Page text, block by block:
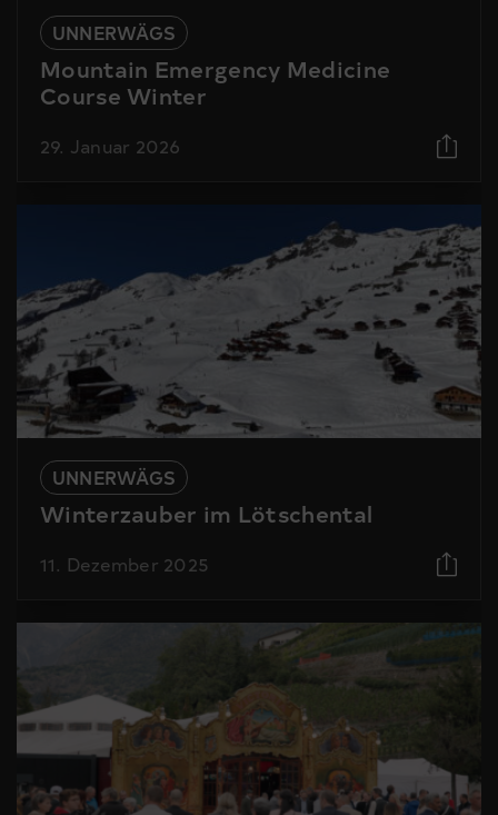
UNNERWÄGS
Mountain Emergency Medicine
Course Winter
29. Januar 2026
UNNERWÄGS
Winterzauber im Lötschental
11. Dezember 2025